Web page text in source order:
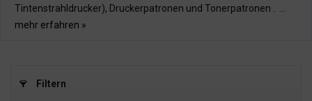
Tintenstrahldrucker), Druckerpatronen und Tonerpatronen . ...
mehr erfahren »
Filtern